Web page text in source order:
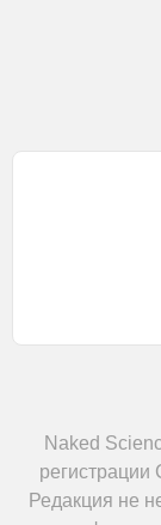
Naked
Редакция не